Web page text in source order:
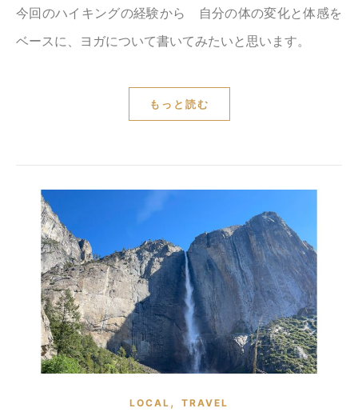
今回のハイキングの経験から 自分の体の変化と体感を
ベースに、ヨガについて書いてみたいと思います。
もっと読む
LOCAL , TRAVEL